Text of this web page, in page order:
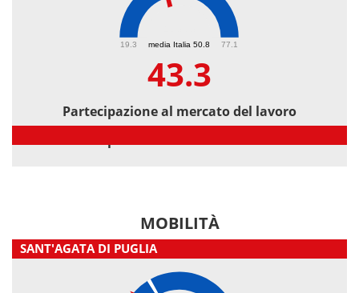
media Italia 50.8
19.3 77.1
43.3
Partecipazione al mercato del lavoro
MOBILITÀ
SANT'AGATA DI PUGLIA